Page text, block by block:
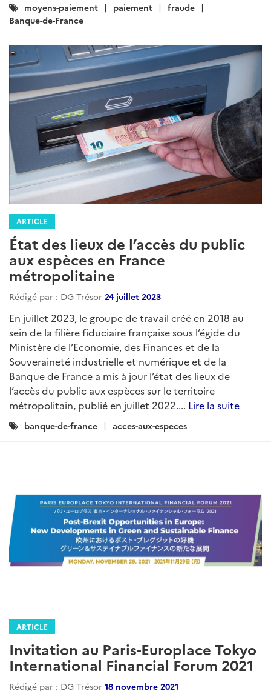
Catégories
:
moyens-paiement paiement
fraude
Banque-de-France
ARTICLE
État des lieux de l’accès du public
aux espèces en France
métropolitaine
Rédigé par : DG Trésor 24 juillet 2023
En juillet 2023, le groupe de travail créé en 2018 au
sein de la filière fiduciaire française sous l’égide du
Ministère de l’Economie, des Finances et de la
Souveraineté industrielle et numérique et de la
Banque de France a mis à jour l’état des lieux de
l’accès du public aux espèces sur le territoire
métropolitain, publié en juillet 2022.... Lire la suite
Catégories
banque-de-france acces-aux-especes
ARTICLE
Invitation au Paris-Europlace Tokyo
International Financial Forum 2021
Rédigé par : DG Trésor 18 novembre 2021